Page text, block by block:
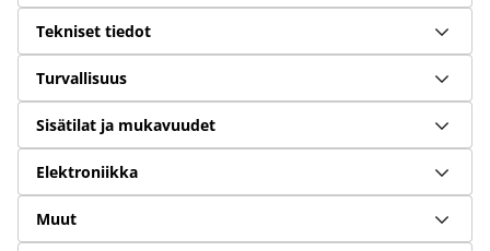
Tekniset tiedot
Turvallisuus
Sisätilat ja mukavuudet
Elektroniikka
Muut